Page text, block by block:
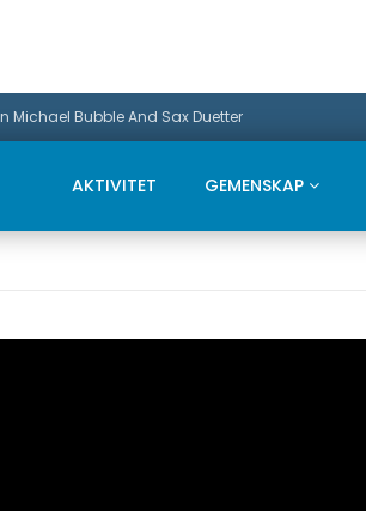
Michael Bubble And Sax Duetter
AKTIVITET GEMENSKAP